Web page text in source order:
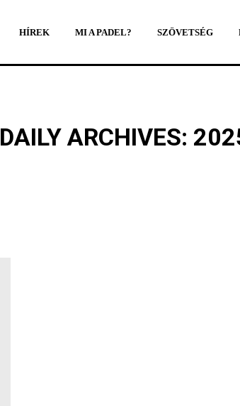
HÍREK MI A PADEL? SZÖVETSÉG
DAILY ARCHIVES: